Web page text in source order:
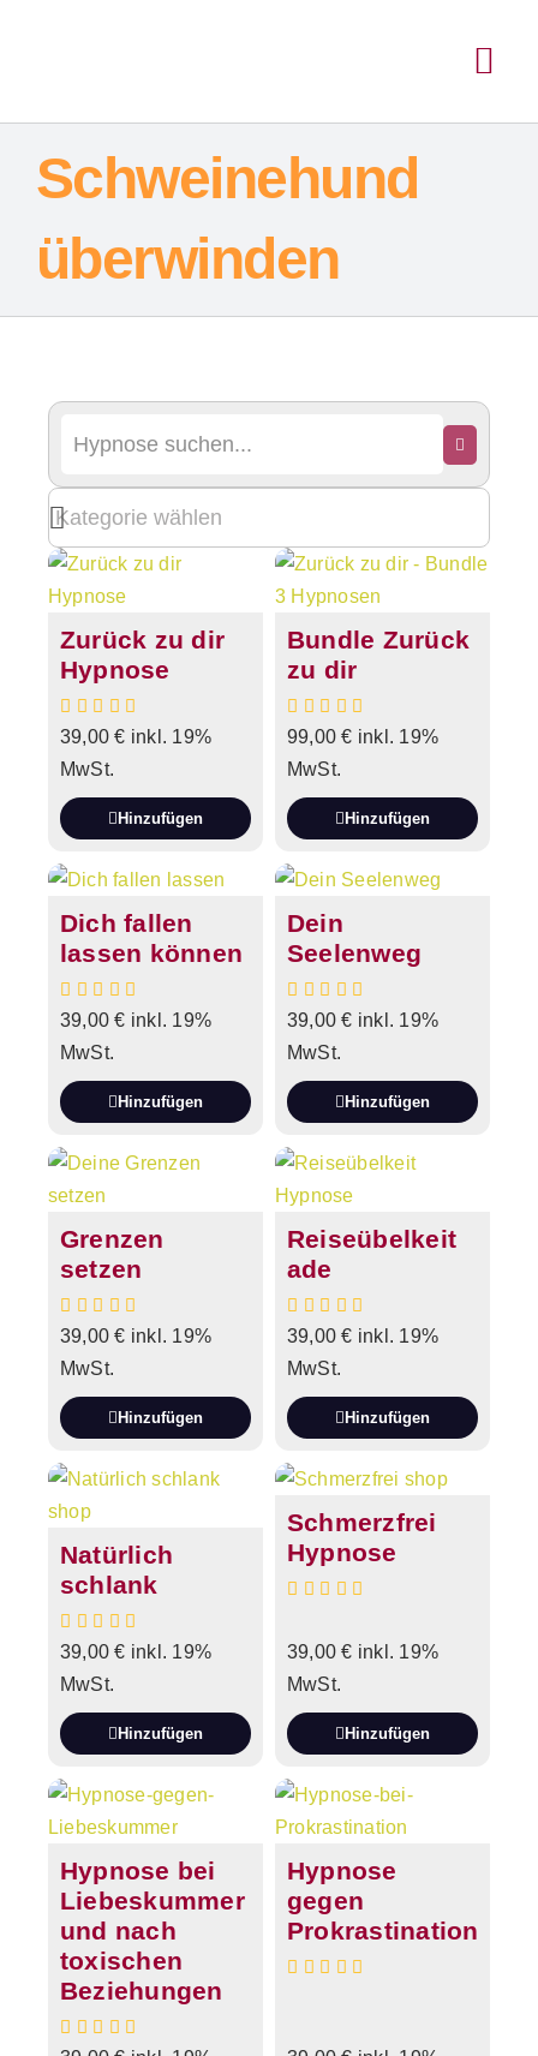
Schweinehund
überwinden
Zurück zu dir
Hypnose
39,00€ inkl. 19%
MwSt.
Hinzufügen
Bundle Zurück
zu dir
99,00€ inkl. 19%
MwSt.
Hinzufügen
Dich fallen
lassen können
39,00€ inkl. 19%
MwSt.
Hinzufügen
Dein
Seelenweg
39,00€ inkl. 19%
MwSt.
Hinzufügen
Grenzen
setzen
39,00€ inkl. 19%
MwSt.
Hinzufügen
Reiseübelkeit
ade
39,00€ inkl. 19%
MwSt.
Hinzufügen
Natürlich
schlank
39,00€ inkl. 19%
MwSt.
Hinzufügen
Schmerzfrei
Hypnose
39,00€ inkl. 19%
MwSt.
Hinzufügen
Hypnose bei
Liebeskummer
und nach
toxischen
Beziehungen
Hypnose
gegen
Prokrastination